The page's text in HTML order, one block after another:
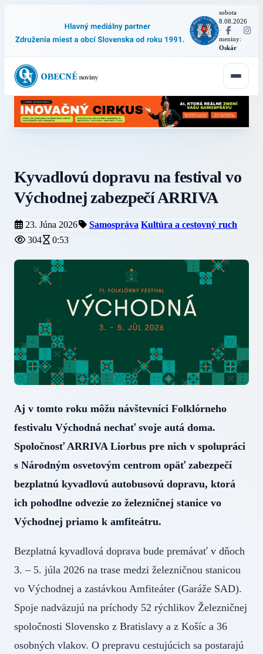
sobota
8.08.2026
·
meniny:
Oskár
Kyvadlovú dopravu na festival vo
Východnej zabezpečí ARRIVA
23. Júna 2026 Samospráva Kultúra a cestovný ruch
304
0:53
Aj v tomto roku môžu návštevníci Folklórneho
festivalu Východná nechať svoje autá doma.
Spoločnosť ARRIVA Liorbus pre nich v spolupráci
s Národným osvetovým centrom opäť zabezpečí
bezplatnú kyvadlovú autobusovú dopravu, ktorá
ich pohodlne odvezie zo železničnej stanice vo
Východnej priamo k amfiteátru.
Bezplatná kyvadlová doprava bude premávať v dňoch
3. – 5. júla 2026 na trase medzi železničnou stanicou
vo Východnej a zastávkou Amfiteáter (Garáže SAD).
Spoje nadväzujú na príchody 52 rýchlikov Železničnej
spoločnosti Slovensko z Bratislavy a z Košíc a 36
osobných vlakov. O prepravu cestujúcich sa postarajú